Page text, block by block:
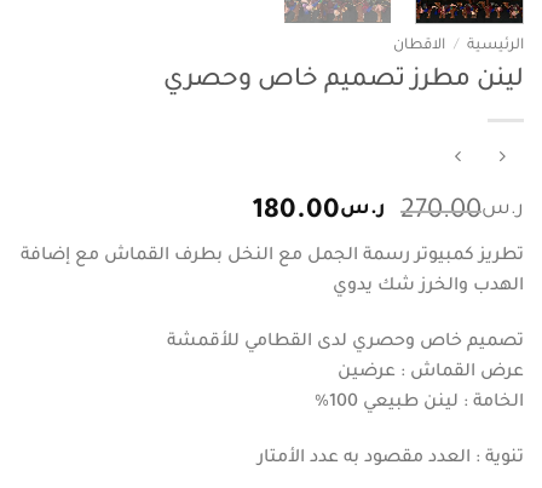
الرئيسية / الاقطان
لينن مطرز تصميم خاص وحصري
ر.س270.00 السعر
الأصلي
هو:
ر.س270.00.
ر.س180.00السعر
الحالي
هو:
تطريز كمبيوتر رسمة الجمل مع النخل بطرف القماش مع إضافة
الهدب والخرز شك يدوي
تصميم خاص وحصري لدى القطامي للأقمشة
عرض القماش : عرضين
الخامة : لينن طبيعي 100%
تنوية : العدد مقصود به عدد الأمتار